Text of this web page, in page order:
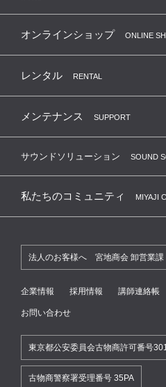
オンラインショップ ONLINE
レンタル RENTAL
メンテナンス SUPPORT
サウンドソリューション SOUND
私たちのコミュニティ MIYAJI
法人のお客様へ 宮地商会 卸営業課
企業情報 採用情報 講師連絡帳
お問い合わせ
東京都公安委員会古物商許可番号
古物商警察署受理番号 35PA